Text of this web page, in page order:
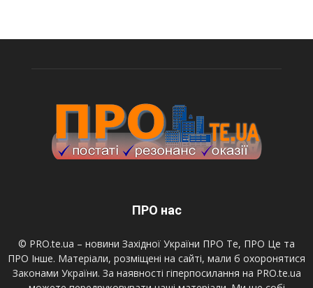
ПРО нас
© PRO.te.ua – новини Західної України ПРО Те, ПРО Це та
ПРО Інше. Матеріали, розміщені на сайті, мали б охоронятися
Законами України. За наявності гіперпосилання на PRO.te.ua